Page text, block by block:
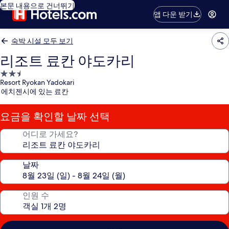
본문 내용으로 건너뛰기
앱 다운 받기
숙박 시설 모두 보기
리조트 료칸 야도카리
2.5
성
급
숙
박
시
Resort Ryokan Yadokari
에치젠시에 있는 료칸
요금을 확인할 날짜 선택
어디로 가세요?
날짜
인원 수